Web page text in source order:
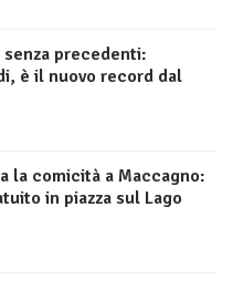
senza precedenti:
è il nuovo record dal
la comicità a Maccagno:
in piazza sul Lago